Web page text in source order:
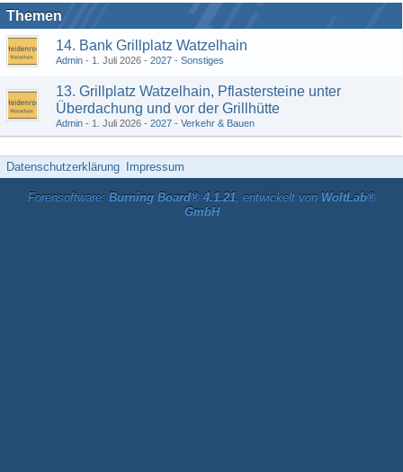
Themen
14. Bank Grillplatz Watzelhain
Admin 1. Juli 2026 2027 - Sonstiges
13. Grillplatz Watzelhain, Pflastersteine unter
Überdachung und vor der Grillhütte
Admin 1. Juli 2026 2027 - Verkehr & Bauen
Datenschutzerklärung Impressum
Forensoftware: Burning Board® 4.1.21, entwickelt von WoltLab®
GmbH